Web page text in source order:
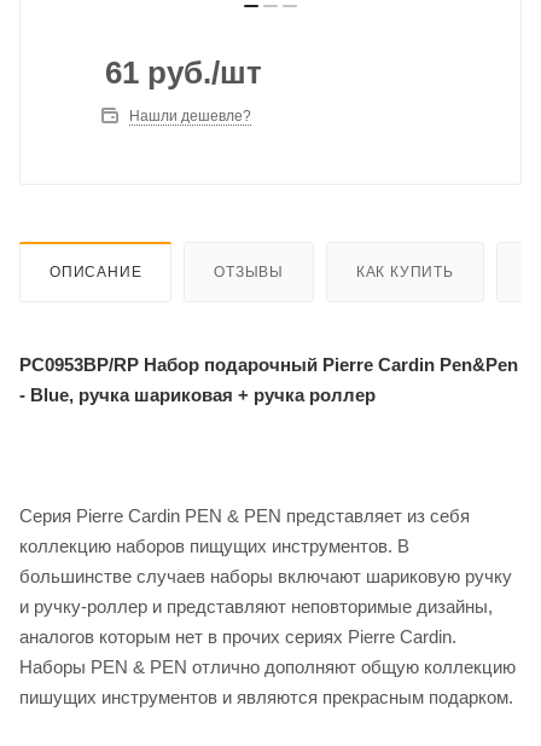
61 руб./шт
Нашли дешевле?
ОПИСАНИЕ ОТЗЫВЫ КАК КУПИТЬ
PC0953BP/RP​ Набор подарочный Pierre Cardin Pen&Pen
- Blue, ручка шариковая + ручка роллер
Серия Pierre Cardin PEN & PEN представляет из себя
коллекцию наборов пищущих инструментов. В
большинстве случаев наборы включают шариковую ручку
и ручку-роллер и представляют неповторимые дизайны,
аналогов которым нет в прочих сериях Pierre Cardin.
Наборы PEN & PEN отлично дополняют общую коллекцию
пишущих инструментов и являются прекрасным подарком.